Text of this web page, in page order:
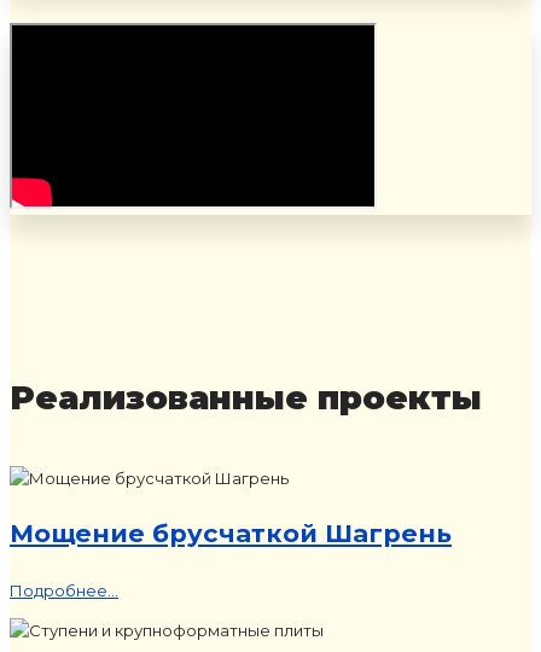
Реализованные проекты
Мощение брусчаткой Шагрень
Подробнее...